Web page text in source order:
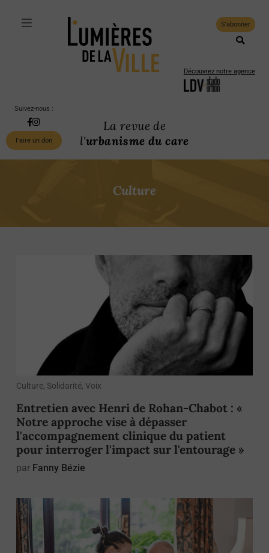
S'abonner
Découvrez notre agence
Suivez-nous :
Faire un don
La revue de
l'urbanisme du care
Culture
Culture, Solidarité, Voix
Entretien avec Henri de Rohan-Chabot : «
Notre approche vise à dépasser
l'accompagnement clinique du patient
pour interroger l'impact sur l'entourage »
par Fanny Bézie